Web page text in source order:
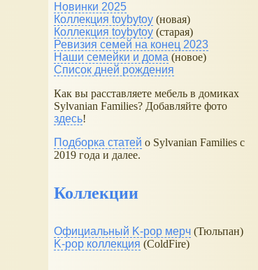
Новинки 2025
Коллекция toybytoy (новая)
Коллекция toybytoy (старая)
Ревизия семей на конец 2023
Наши семейки и дома (новое)
Список дней рождения
Как вы расставляете мебель в домиках
Sylvanian Families? Добавляйте фото
здесь!
Подборка статей о Sylvanian Families с
2019 года и далее.
Коллекции
Официальный K-pop мерч (Тюльпан)
K-pop коллекция (ColdFire)